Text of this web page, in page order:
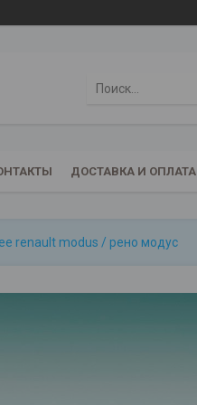
ДОСТАВКА И ОПЛАТА
renault modus / рено модус